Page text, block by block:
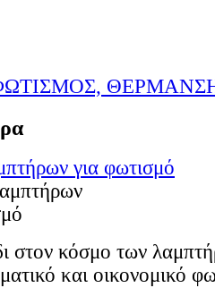
για φωτισμό
στον κόσμο των
και οικονομικό